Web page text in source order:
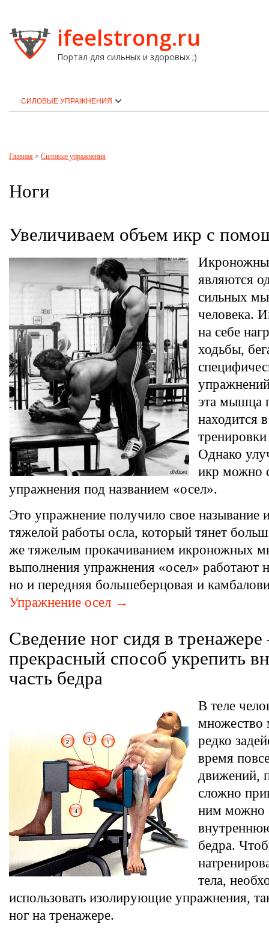
ifeelstrong.ru
Портал для сильных и здоровых ;)
СИЛОВЫЕ УПРАЖНЕНИЯ
Главная > Силовые упражнения
Ноги
Увеличиваем объем икр с
являются
сильных
человека.
на себе
ходьбы,
эта мышца
находится
Однако
икр можно
упражнения под названием «осел».
Это упражнение получило свое называние
тяжелой работы осла, который тянет
же тяжелым прокачиванием икроножных
выполнения упражнения «осел» работают
но и передняя большеберцовая и
Упражнение осел →
Сведение ног сидя в
прекрасный способ укрепить
часть бедра
В теле
редко
время
движений,
сложно
ним можно
бедра.
тела,
использовать изолирующие упражнения,
ног на тренажере.